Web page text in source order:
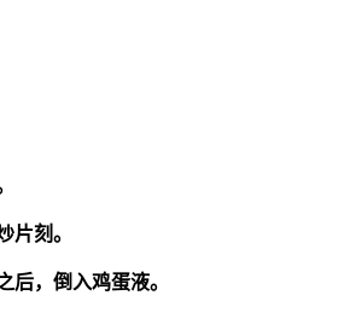
片刻。
，倒入鸡蛋液。